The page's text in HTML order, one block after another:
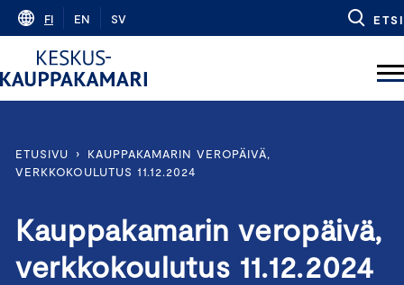
Skip
content
FI EN SV ETSI
ETUSIVU ›
KAUPPAKAMARIN VEROPÄIVÄ,
VERKKOKOULUTUS 11.12.2024
Kauppakamarin veropäivä,
verkkokoulutus 11.12.2024